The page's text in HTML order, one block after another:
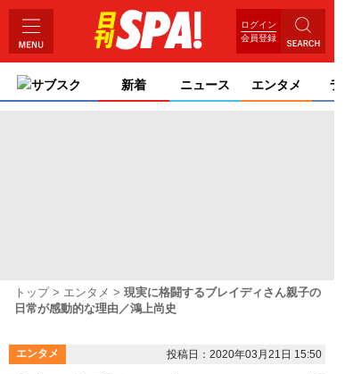
ログイン
会員登録
サブスク 新着 ニュース エンタメ ライ
トップ エンタメ
現実に格闘するブレイディさん親子の
日常が感動的な理由／鴻上尚史
エンタメ 投稿日：2020年03月21日 15:50